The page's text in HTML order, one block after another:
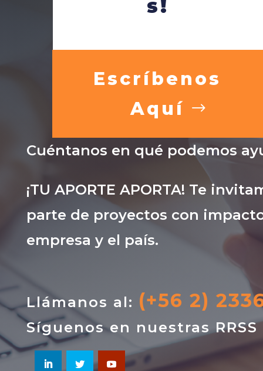
s!
Escríbenos
Aquí
Cuéntanos en qué podemos
¡TU APORTE APORTA! Te
parte de proyectos con
empresa y el país.
Llámanos al: (+56 2)
Síguenos en nuestras RRSS